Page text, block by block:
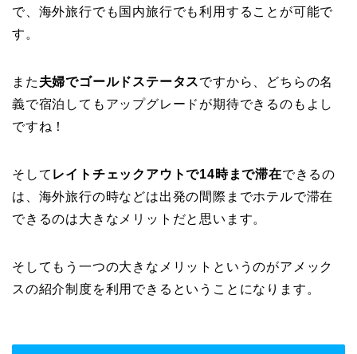
で、海外旅行でも国内旅行でも利用することが可能で
す。
また 夫婦でゴールドステータスですから、どちらの名
義で宿泊してもアップグレードが期待できるのもよし
ですね！
そして レイトチェックアウトで14時まで滞在できるの
は、海外旅行の時などは出発の間際までホテルで滞在
できるのは大きなメリットだと思います。
そしてもう一つの大きなメリットというのがアメック
スの紹介制度を利用できるということになります。